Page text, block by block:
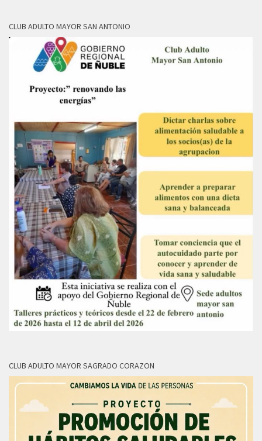
CLUB ADULTO MAYOR SAN ANTONIO
CLUB ADULTO MAYOR SAGRADO CORAZON